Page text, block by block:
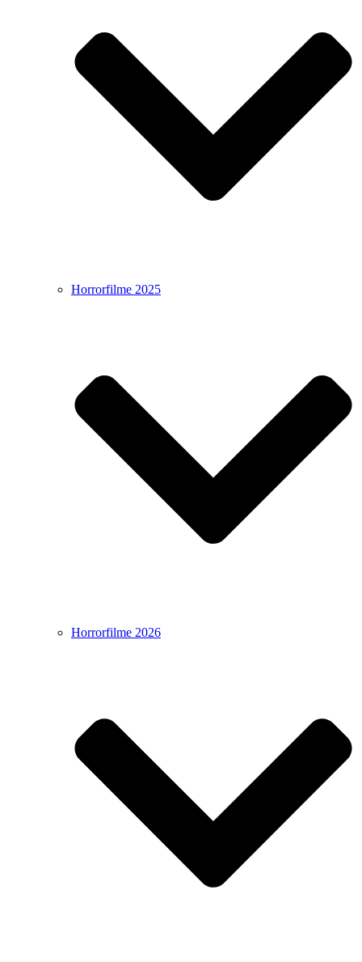
Horrorfilme 2025
Horrorfilme 2026